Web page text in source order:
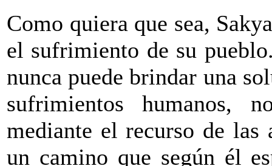
Como quiera que sea,
el sufrimiento de su
nunca puede brindar una
sufrimientos humanos,
mediante el recurso de las
un camino que según él